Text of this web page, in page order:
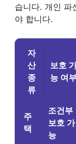
습니다. 개인 파
야 합니다.
자
산
종
류
보호
능 여
주
택
조건부
보호 가
능